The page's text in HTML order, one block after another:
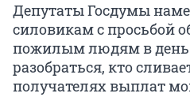
Депутаты Госдумы
силовикам с просьбой
пожилым людям в день
разобраться, кто
получателях выплат